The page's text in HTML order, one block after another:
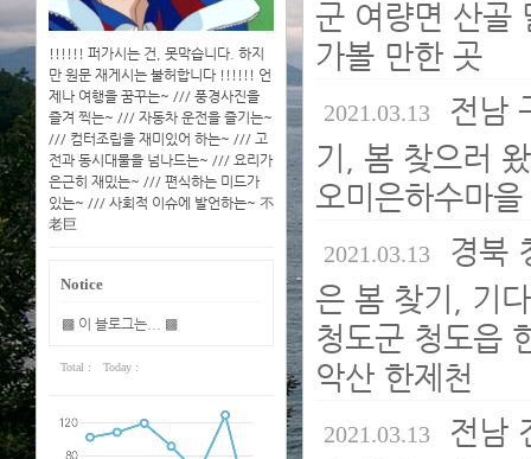
!!!!!! 퍼가시는 건, 못막습니다. 하지
만 원문 재게시는 불허합니다 !!!!!! 언
제나 여행을 꿈꾸는~ /// 풍경사진을
즐겨 찍는~ /// 자동차 운전을 즐기는~
/// 컴터조립을 재미있어 하는~ /// 고
전과 동시대물을 넘나드는~ /// 요리가
은근히 재밌는~ /// 편식하는 미드가
있는~ /// 사회적 이슈에 발언하는~ 不
老巨
Notice
▩ 이 블로그는... ▩
Total : Today :
군 여량면 산골
가볼 만한 곳
2021.03.13 전남
기, 봄 찾으러
오미은하수마
2021.03.13 경북
은 봄 찾기, 기
청도군 청도읍
악산 한제천
2021.03.13 전남